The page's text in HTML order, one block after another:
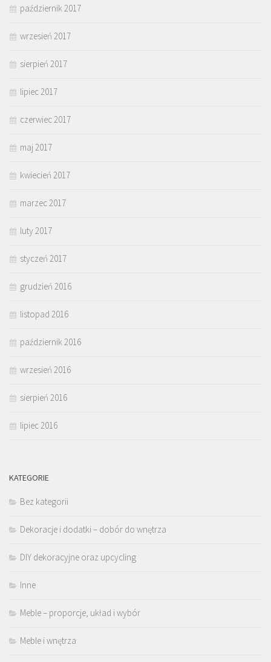
październik 2017
wrzesień 2017
sierpień 2017
lipiec 2017
czerwiec 2017
maj 2017
kwiecień 2017
marzec 2017
luty 2017
styczeń 2017
grudzień 2016
listopad 2016
październik 2016
wrzesień 2016
sierpień 2016
lipiec 2016
KATEGORIE
Bez kategorii
Dekoracje i dodatki – dobór do wnętrza
DIY dekoracyjne oraz upcycling
Inne
Meble – proporcje, układ i wybór
Meble i wnętrza